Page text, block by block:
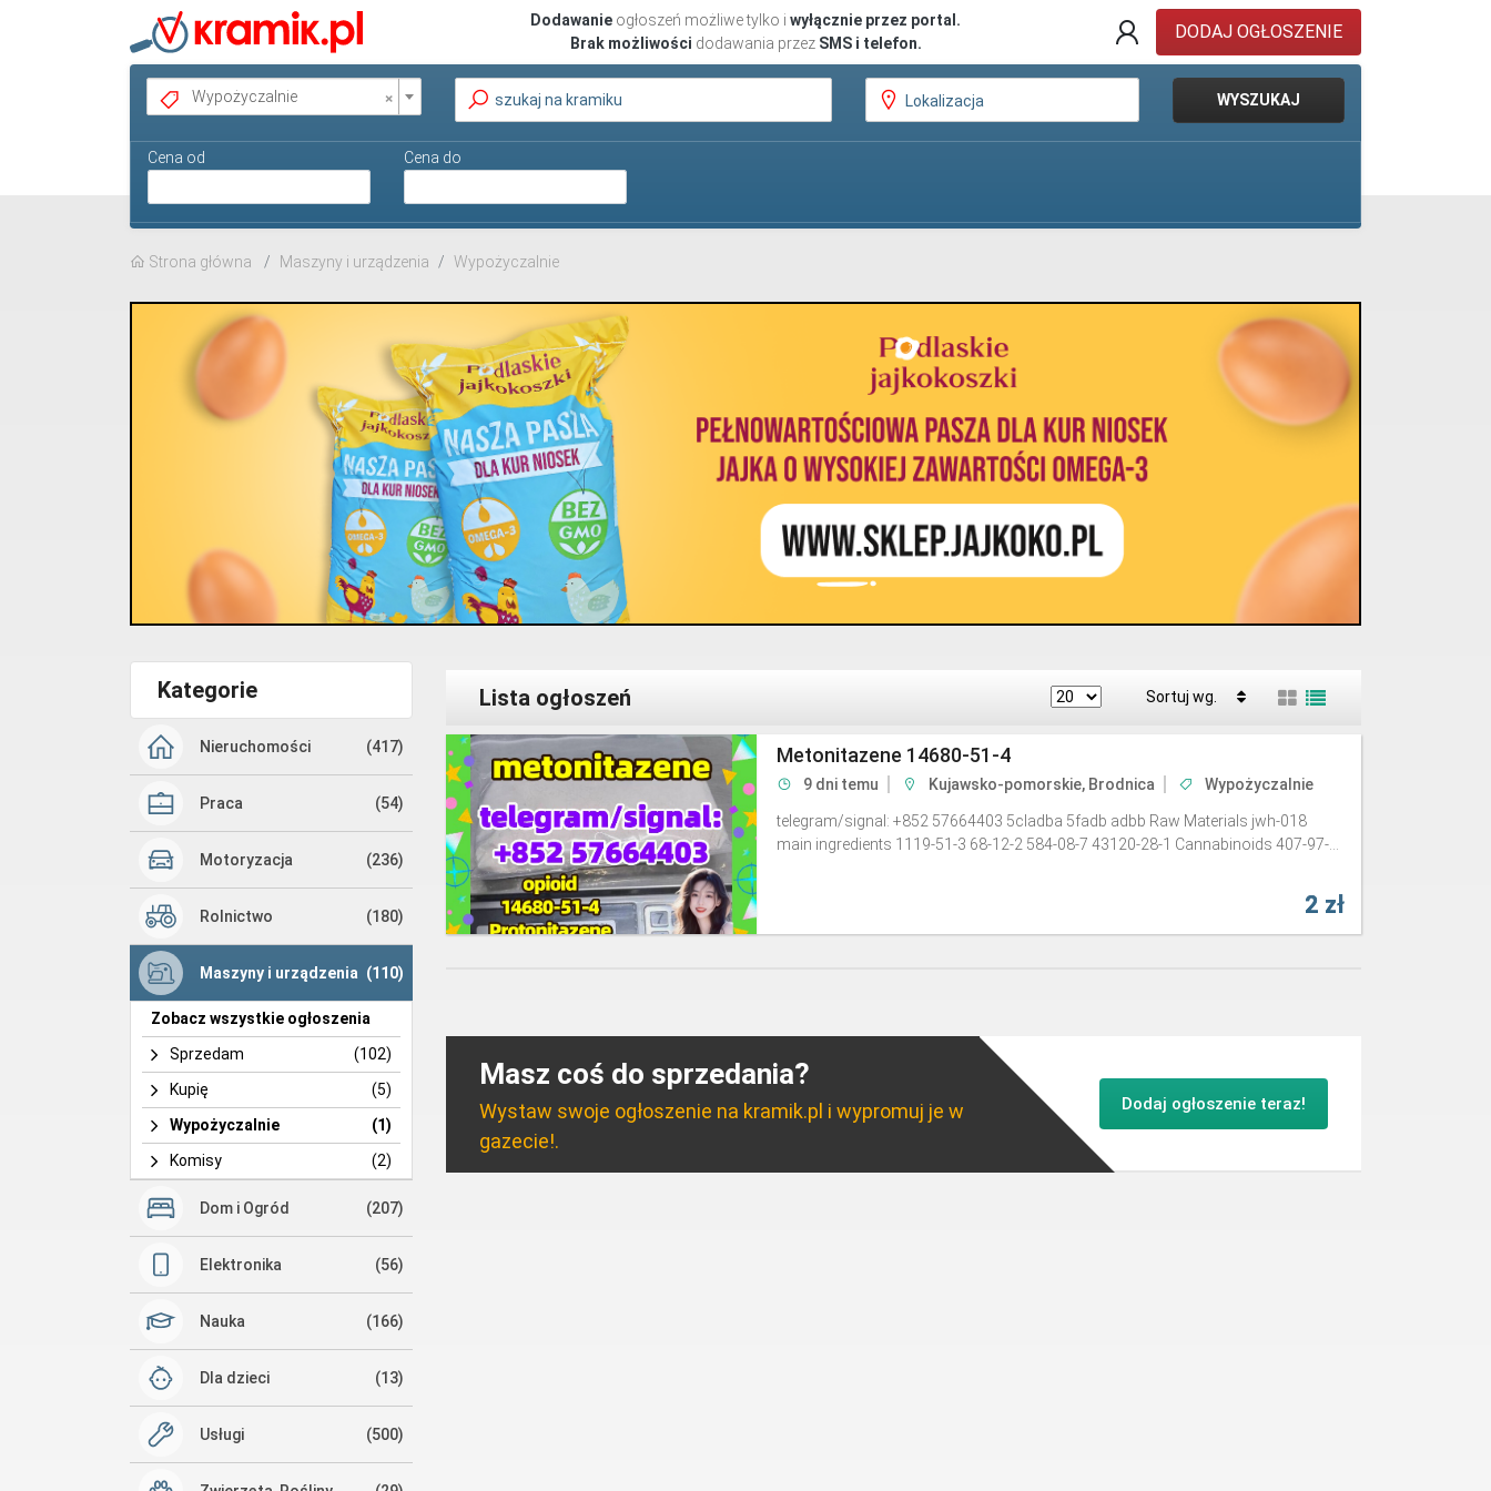
Dodawanie ogłoszeń możliwe tylko i wyłącznie przez portal.
Brak możliwości dodawania przez SMS i telefon.
DODAJ OGŁOSZENIE
×
Wypożyczalnie WYSZUKAJ
Cena od Cena do
Strona główna Maszyny i urządzenia Wypożyczalnie
Kategorie
Nieruchomości (417)
Praca (54)
Motoryzacja (236)
Rolnictwo (180)
Maszyny i urządzenia (110)
Zobacz wszystkie ogłoszenia
Sprzedam
(102)
Kupię
(5)
Wypożyczalnie
(1)
Komisy
(2)
Dom i Ogród (207)
Elektronika (56)
Nauka (166)
Dla dzieci (13)
Usługi (500)
Lista ogłoszeń Sortuj wg.
Metonitazene 14680-51-4
9 dni temu Kujawsko-pomorskie, Brodnica Wypożyczalnie
telegram/signal: +852 57664403 5cladba 5fadb adbb Raw Materials jwh-018
main ingredients 1119-51-3 68-12-2 584-08-7 43120-28-1 Cannabinoids 407-97-...
2 zł
Masz coś do sprzedania?
Wystaw swoje ogłoszenie na kramik.pl i wypromuj je w
gazecie!.
Dodaj ogłoszenie teraz!